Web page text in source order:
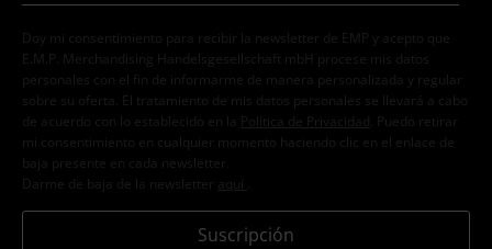
Doy mi consentimiento para recibir la newsletter de EMP y acepto que
E.M.P. Merchandising Handelsgesellschaft mbH procese mis datos
personales con el fin de informarme de manera personalizada y regular
sobre su oferta. El tratamiento de mis datos personales se llevará a cabo
de acuerdo con lo establecido en la
Política de Privacidad . Puedo retirar
mi consentimiento en cualquier momento haciendo clic en el enlace de
baja presente en cada newsletter.
Darme de baja de la newsletter
aquí
Suscripción